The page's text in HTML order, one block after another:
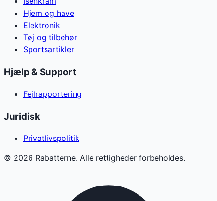
Hjem og have
Elektronik
Tøj og tilbehør
Sportsartikler
Hjælp & Support
Fejlrapportering
Juridisk
Privatlivspolitik
© 2026 Rabatterne. Alle rettigheder forbeholdes.